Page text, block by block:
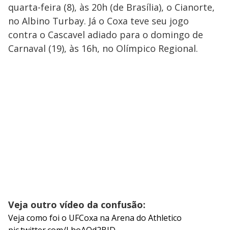
quarta-feira (8), às 20h (de Brasília), o Cianorte,
no Albino Turbay. Já o Coxa teve seu jogo
contra o Cascavel adiado para o domingo de
Carnaval (19), às 16h, no Olímpico Regional.
Veja outro vídeo da confusão:
Veja como foi o UFCoxa na Arena do Athletico